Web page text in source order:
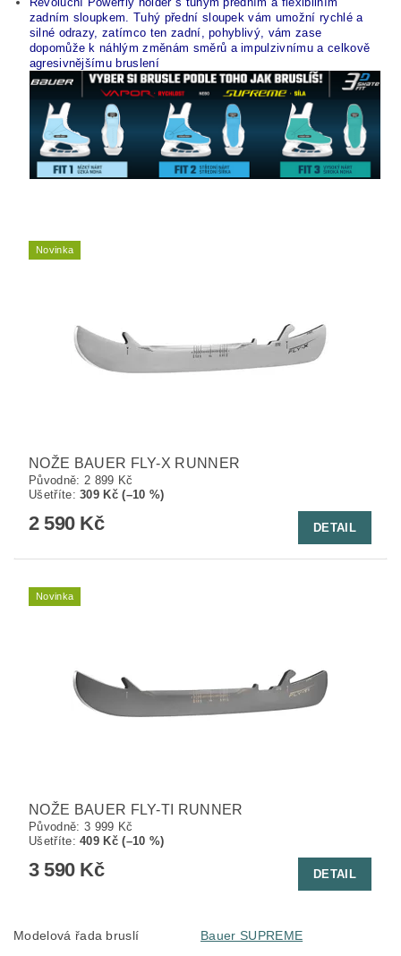
zadním sloupkem. Tuhý přední sloupek vám umožní rychlé a
silné odrazy, zatímco ten zadní, pohyblivý, vám zase
dopomůže k náhlým změnám směrů a impulzivnímu a celkově
agresivnějšímu bruslení
Novinka
NOŽE BAUER FLY-X RUNNER
Původně: 2 899 Kč
Ušetříte:309 Kč (–10 %)
2 590 Kč DETAIL
Novinka
NOŽE BAUER FLY-TI RUNNER
Původně: 3 999 Kč
Ušetříte:409 Kč (–10 %)
3 590 Kč DETAIL
Modelová řada bruslí Bauer SUPREME